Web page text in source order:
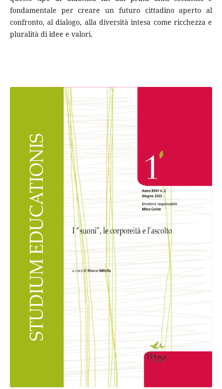
fondamentale per creare un futuro cittadino aperto al
confronto, al dialogo, alla diversità intesa come ricchezza e
pluralità di idee e valori.